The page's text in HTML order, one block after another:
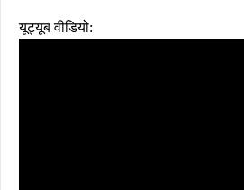
यूट्यूब वीडियो: